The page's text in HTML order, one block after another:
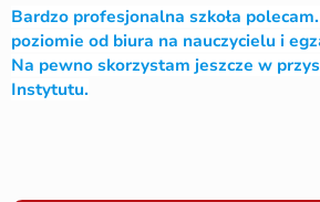
Bardzo profesjonalna szkoła
poziomie od biura na nauczycielu i
Na pewno skorzystam jeszcze w
Instytutu.